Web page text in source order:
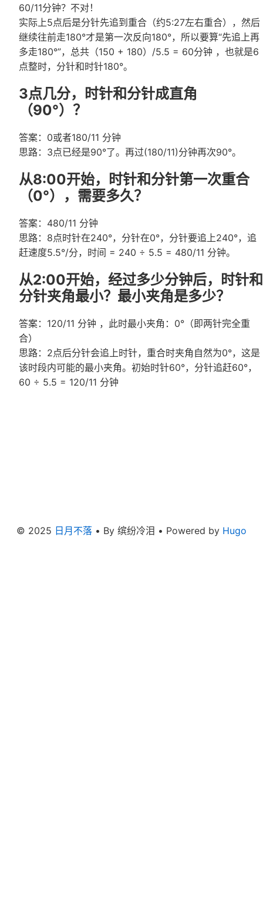
60/11分钟？不对！
实际上5点后是分针先追到重合（约5:27左右重合），然后
继续往前走180°才是第一次反向180°，所以要算“先追上再
多走180°”，总共（150 + 180）/5.5 = 60分钟 ，也就是6
点整时，分针和时针180°。
3点几分，时针和分针成直角
（90°）？
答案：0或者180/11 分钟
思路：3点已经是90°了。再过(180/11)分钟再次90°。
从8:00开始，时针和分针第一次重合
（0°），需要多久？
答案：480/11 分钟
思路：8点时针在240°，分针在0°，分针要追上240°，追
赶速度5.5°/分，时间 = 240 ÷ 5.5 = 480/11 分钟。
从2:00开始，经过多少分钟后，时针和
分针夹角最小？最小夹角是多少？
答案：120/11 分钟 ，此时最小夹角：0°（即两针完全重
合）
思路：2点后分针会追上时针，重合时夹角自然为0°，这是
该时段内可能的最小夹角。初始时针60°，分针追赶60°，
60 ÷ 5.5 = 120/11 分钟
© 2025 日月不落 • By 缤纷冷泪 • Powered by Hugo